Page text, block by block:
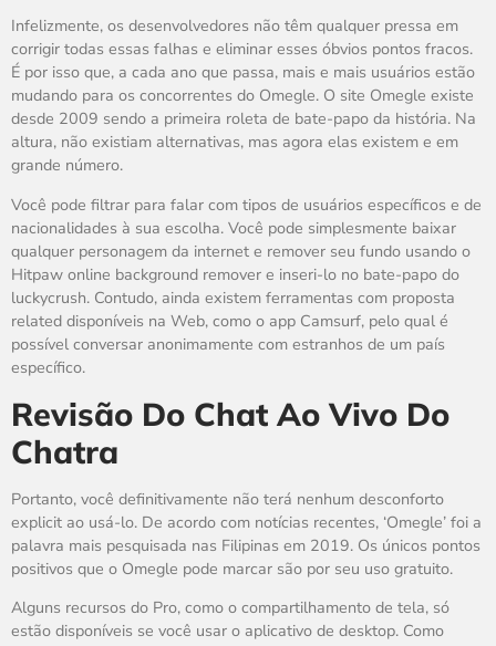
Infelizmente, os desenvolvedores não têm qualquer pressa em
corrigir todas essas falhas e eliminar esses óbvios pontos fracos.
É por isso que, a cada ano que passa, mais e mais usuários estão
mudando para os concorrentes do Omegle. O site Omegle existe
desde 2009 sendo a primeira roleta de bate-papo da história. Na
altura, não existiam alternativas, mas agora elas existem e em
grande número.
Você pode filtrar para falar com tipos de usuários específicos e de
nacionalidades à sua escolha. Você pode simplesmente baixar
qualquer personagem da internet e remover seu fundo usando o
Hitpaw online background remover e inseri-lo no bate-papo do
luckycrush. Contudo, ainda existem ferramentas com proposta
related disponíveis na Web, como o app Camsurf, pelo qual é
possível conversar anonimamente com estranhos de um país
específico.
Revisão Do Chat Ao Vivo Do
Chatra
Portanto, você definitivamente não terá nenhum desconforto
explicit ao usá-lo. De acordo com notícias recentes, ‘Omegle’ foi a
palavra mais pesquisada nas Filipinas em 2019. Os únicos pontos
positivos que o Omegle pode marcar são por seu uso gratuito.
Alguns recursos do Pro, como o compartilhamento de tela, só
estão disponíveis se você usar o aplicativo de desktop. Como